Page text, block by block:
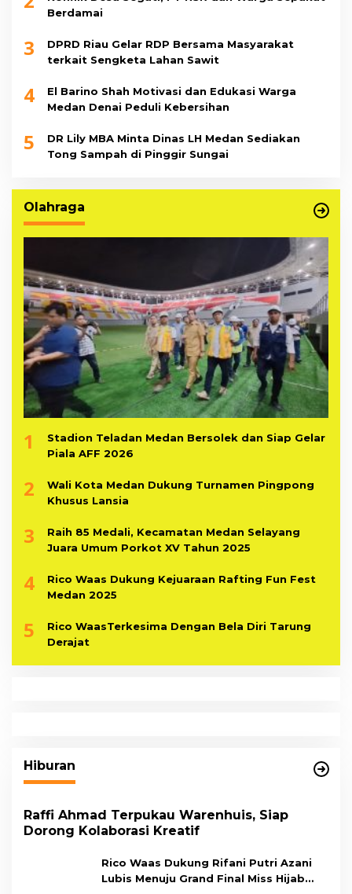
Berdamai
3
DPRD Riau Gelar RDP Bersama Masyarakat
terkait Sengketa Lahan Sawit
4
El Barino Shah Motivasi dan Edukasi Warga
Medan Denai Peduli Kebersihan
5
DR Lily MBA Minta Dinas LH Medan Sediakan
Tong Sampah di Pinggir Sungai
Olahraga
1
Stadion Teladan Medan Bersolek dan Siap Gelar
Piala AFF 2026
2
Wali Kota Medan Dukung Turnamen Pingpong
Khusus Lansia
3
Raih 85 Medali, Kecamatan Medan Selayang
Juara Umum Porkot XV Tahun 2025
4
Rico Waas Dukung Kejuaraan Rafting Fun Fest
Medan 2025
5
Rico WaasTerkesima Dengan Bela Diri Tarung
Derajat
Hiburan
Raffi Ahmad Terpukau Warenhuis, Siap
Dorong Kolaborasi Kreatif
Rico Waas Dukung Rifani Putri Azani
Lubis Menuju Grand Final Miss Hijab